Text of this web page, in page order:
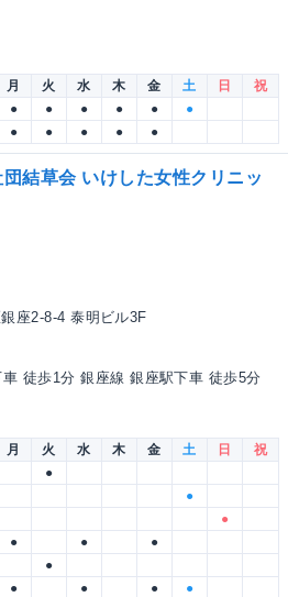
月 火 水 木 金 土 日
祝
● ● ● ● ●
●
● ● ● ● ●
団結草会 いけした女性クリニッ
座2-8-4 泰明ビル3F
徒歩1分 銀座線 銀座駅下車 徒歩5分
月 火 水 木 金 土 日
祝
●
●
●
● ●
●
●
● ● ●
●